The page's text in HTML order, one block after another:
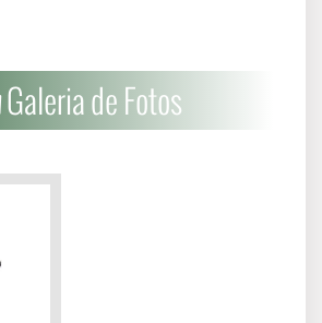
Galeria de Fotos